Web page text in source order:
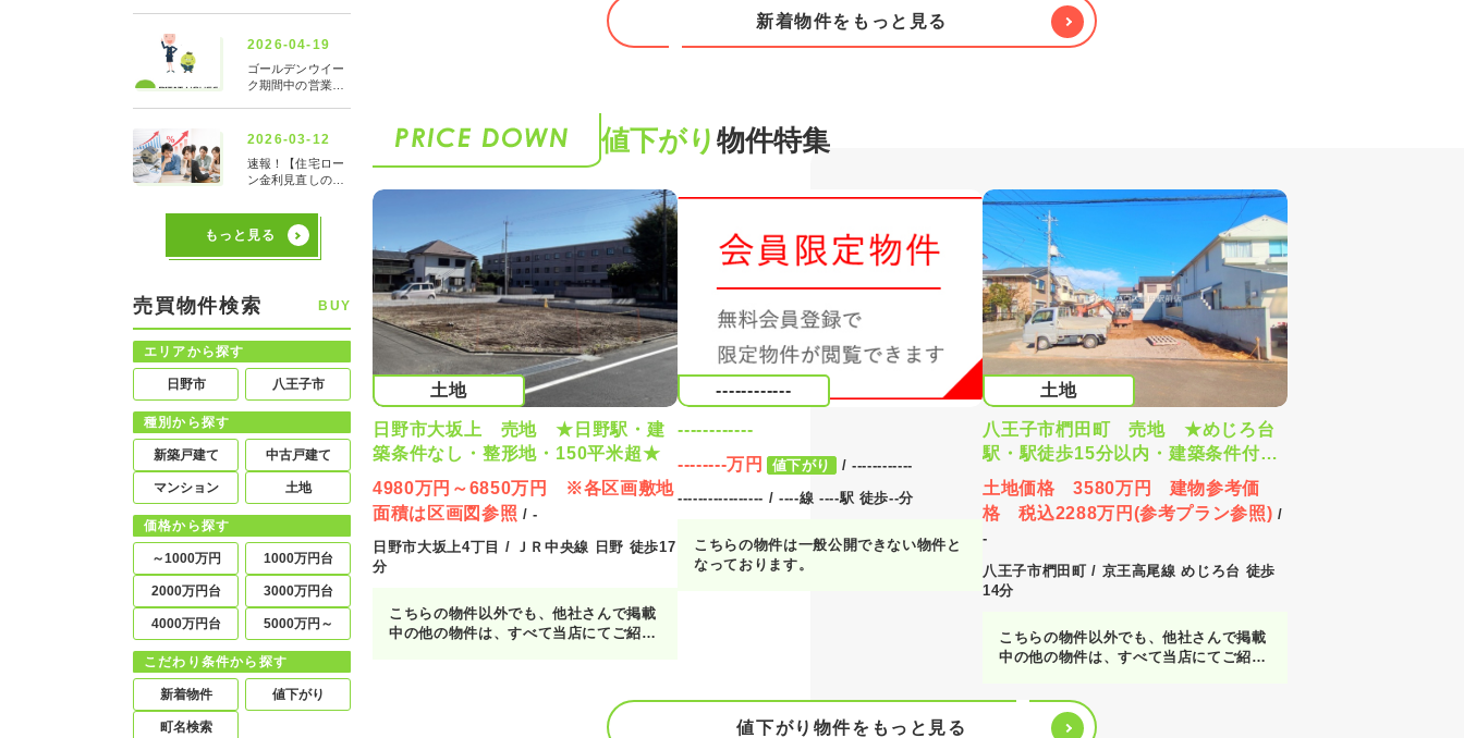
『〇〇〇の物件も見たい！』とお気軽に
お申し付けください♪
新着物件をもっと見る
値下がり 物件特集
土地
日野市大坂上 売地 ★日野駅・建
築条件なし・整形地・150平米超★
4980万円～6850万円 ※各区画敷地
面積は区画図参照 / -
日野市大坂上4丁目 / ＪＲ中央線 日野 徒歩17
分
こちらの物件以外でも、他社さんで掲載
中の他の物件は、すべて当店にてご紹介
------------
------------
--------万円
値下がり
/ ------------
----------------- / ----線 ----駅 徒歩--分
こちらの物件は一般公開できない物件と
なっております。
土地
八王子市椚田町 売地 ★めじろ台
駅・駅徒歩15分以内・建築条件付売
地・建物フリープラン・南西角地・
建物プラン有★
土地価格 3580万円 建物参考価
格 税込2288万円(参考プラン参照) /
-
八王子市椚田町 / 京王高尾線 めじろ台 徒歩
14分
こちらの物件以外でも、他社さんで掲載
中の他の物件は、すべて当店にてご紹介
とめてご紹介させていただきますので、
『〇〇〇の物件も見たい！』とお気軽に
値下がり物件をもっと見る
もっと見る
売買物件検索 BUY
エリアから探す
日野市 八王子市
種別から探す
新築戸建て 中古戸建て
マンション 土地
価格から探す
～1000万円 1000万円台
2000万円台 3000万円台
4000万円台 5000万円～
こだわり条件から探す
新着物件 値下がり
町名検索